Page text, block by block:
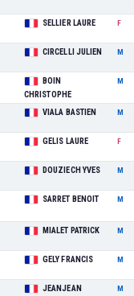
SELLIER LAURE F
CIRCELLI JULIEN M
BOIN
CHRISTOPHE
M
VIALA BASTIEN M
GELIS LAURE F
DOUZIECH YVES M
SARRET BENOIT M
MIALET PATRICK M
GELY FRANCIS M
JEANJEAN
M